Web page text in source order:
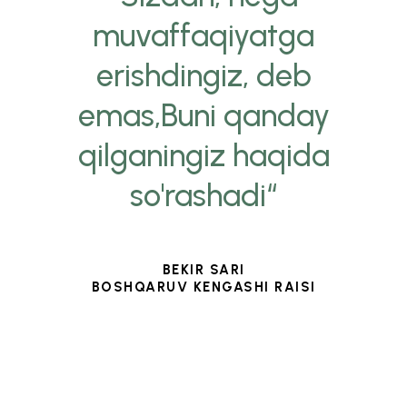
muvaffaqiyatga
erishdingiz, deb
emas,Buni qanday
qilganingiz haqida
so'rashadi“
BEKIR SARI
BOSHQARUV KENGASHI RAISI